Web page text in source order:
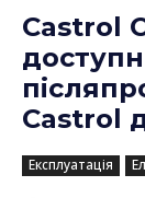
Castrol
Castrol
Експлуатація